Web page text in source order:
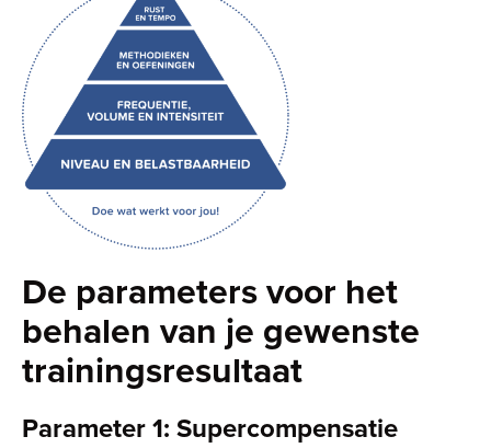
De parameters voor het
behalen van je gewenste
trainingsresultaat
Parameter 1: Supercompensatie